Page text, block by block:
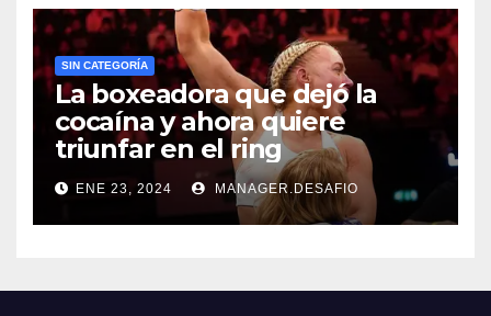
SIN CATEGORÍA
La boxeadora que dejó la
cocaína y ahora quiere
triunfar en el ring​
ENE 23, 2024 MANAGER.DESAFIO